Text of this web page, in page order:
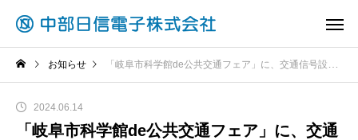
お知らせ 「岐阜市科学館de公共交通フェア」に、交通信号設備を出展
「岐阜市科学館de公共交通フェア」に、交通
2024.06.14